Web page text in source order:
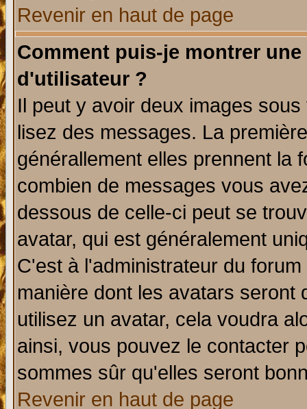
Revenir en haut de page
Comment puis-je montrer
d'utilisateur ?
Il peut y avoir deux images
lisez des messages. La
générallement elles prennent la
combien de messages vous
dessous de celle-ci peut se
avatar, qui est généralement
C'est à l'administrateur du
manière dont les avatars seront
utilisez un avatar, cela voudra
ainsi, vous pouvez le contacter
sommes sûr qu'elles seront
Revenir en haut de page